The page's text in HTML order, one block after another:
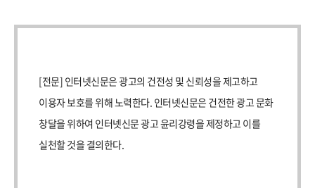
[전문] 인터넷신문은 광고의 건전성 및 신뢰성을 제고하고
이용자 보호를 위해 노력한다. 인터넷신문은 건전한 광고 문화
창달을 위하여 인터넷신문 광고 윤리강령을 제정하고 이를